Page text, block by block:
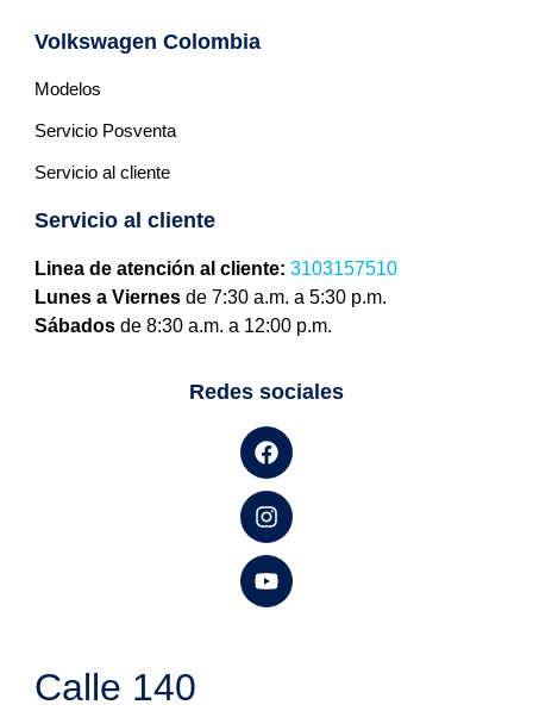
Volkswagen Colombia
Modelos
Servicio Posventa
Servicio al cliente
Servicio al cliente
Linea de atención al cliente: 3103157510
Lunes a Viernesde 7:30 a.m. a 5:30 p.m.
Sábadosde 8:30 a.m. a 12:00 p.m.
Redes sociales
Calle 140